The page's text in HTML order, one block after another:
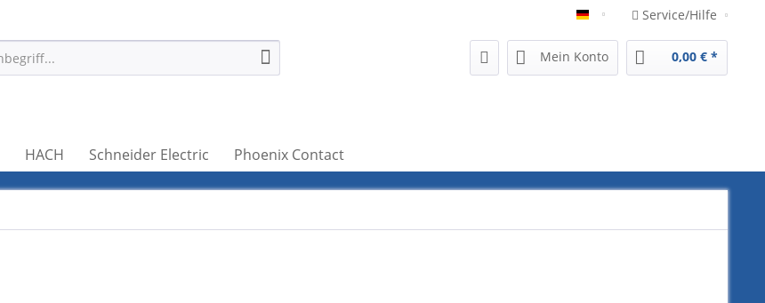
German Service/Hilfe
Mein Konto 0,00 € *
HACH Schneider Electric Phoenix Contact